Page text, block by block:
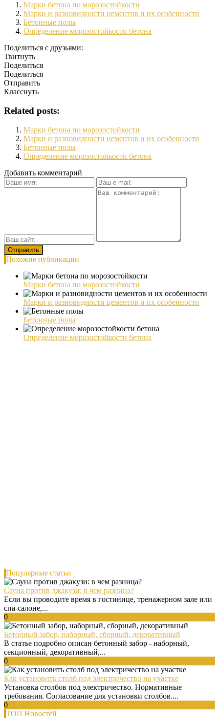
Марки бетона по морозостойкости
Марки и разновидности цементов и их особенности
Бетонные полы
Определение морозостойкости бетона
Поделиться с друзьями:
Твитнуть
Поделиться
Поделиться
Отправить
Класснуть
Related posts:
Марки бетона по морозостойкости
Марки и разновидности цементов и их особенности
Бетонные полы
Определение морозостойкости бетона
Добавить комментарий
Похожие публикации
Марки бетона по морозостойкости
Марки и разновидности цементов и их особенности
Бетонные полы
Определение морозостойкости бетона
Популярные статьи
Сауна против джакузи: в чем разница?
Если вы проводите время в гостинице, тренажерном зале или
спа-салоне,...
0
Бетонный забор, наборный, сборный, декоративный
В статье подробно описан бетонный забор - наборный,
секционный, декоративный,...
0
Как установить столб под электричество на участке
Установка столбов под электричество. Нормативные
требования. Согласование для установки столбов....
0
ТОП Новостей